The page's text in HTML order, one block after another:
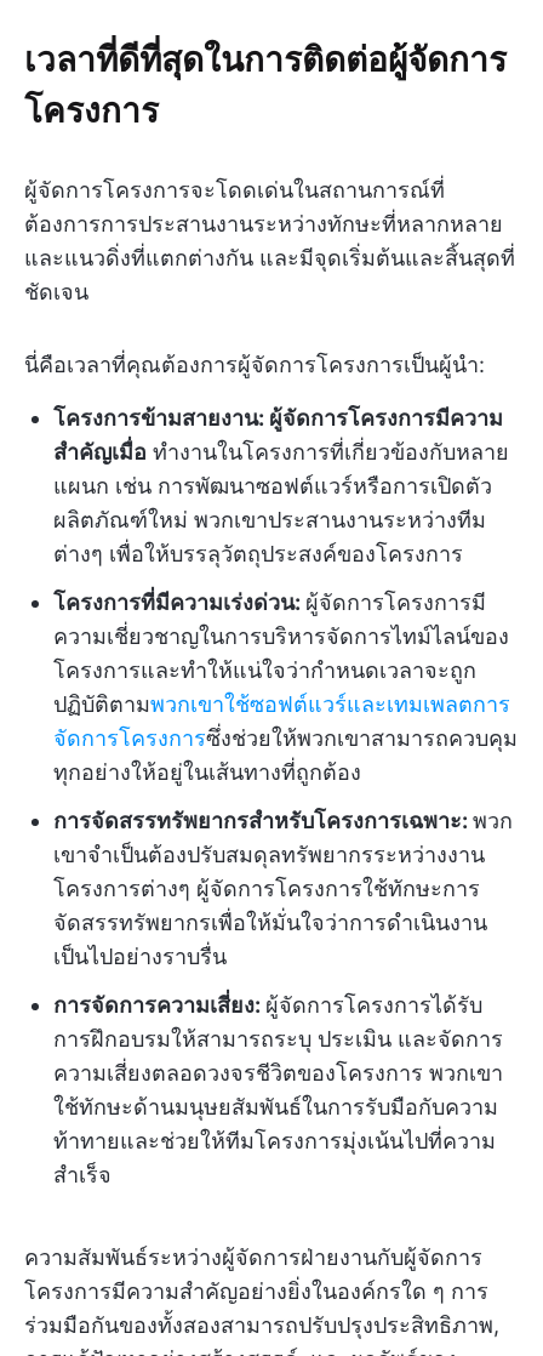
เวลาที่ดีที่สุดในการติดต่อผู้จัดการ
โครงการ
ผู้จัดการโครงการจะโดดเด่นในสถานการณ์ที่
ต้องการการประสานงานระหว่างทักษะที่หลากหลาย
และแนวดิ่งที่แตกต่างกัน และมีจุดเริ่มต้นและสิ้นสุดที่
ชัดเจน
นี่คือเวลาที่คุณต้องการผู้จัดการโครงการเป็นผู้นำ:
โครงการข้ามสายงาน: ผู้จัดการโครงการมีความ
สำคัญเมื่อ ทำงานในโครงการที่เกี่ยวข้องกับหลาย
แผนก เช่น การพัฒนาซอฟต์แวร์หรือการเปิดตัว
ผลิตภัณฑ์ใหม่ พวกเขาประสานงานระหว่างทีม
ต่างๆ เพื่อให้บรรลุวัตถุประสงค์ของโครงการ
โครงการที่มีความเร่งด่วน: ผู้จัดการโครงการมี
ความเชี่ยวชาญในการบริหารจัดการไทม์ไลน์ของ
โครงการและทำให้แน่ใจว่ากำหนดเวลาจะถูก
ปฏิบัติตามพวกเขาใช้ซอฟต์แวร์และเทมเพลตการ
จัดการโครงการซึ่งช่วยให้พวกเขาสามารถควบคุม
ทุกอย่างให้อยู่ในเส้นทางที่ถูกต้อง
การจัดสรรทรัพยากรสำหรับโครงการเฉพาะ: พวก
เขาจำเป็นต้องปรับสมดุลทรัพยากรระหว่างงาน
โครงการต่างๆ ผู้จัดการโครงการใช้ทักษะการ
จัดสรรทรัพยากรเพื่อให้มั่นใจว่าการดำเนินงาน
เป็นไปอย่างราบรื่น
การจัดการความเสี่ยง: ผู้จัดการโครงการได้รับ
การฝึกอบรมให้สามารถระบุ ประเมิน และจัดการ
ความเสี่ยงตลอดวงจรชีวิตของโครงการ พวกเขา
ใช้ทักษะด้านมนุษยสัมพันธ์ในการรับมือกับความ
ท้าทายและช่วยให้ทีมโครงการมุ่งเน้นไปที่ความ
สำเร็จ
ความสัมพันธ์ระหว่างผู้จัดการฝ่ายงานกับผู้จัดการ
โครงการมีความสำคัญอย่างยิ่งในองค์กรใด ๆ การ
ร่วมมือกันของทั้งสองสามารถปรับปรุงประสิทธิภาพ,